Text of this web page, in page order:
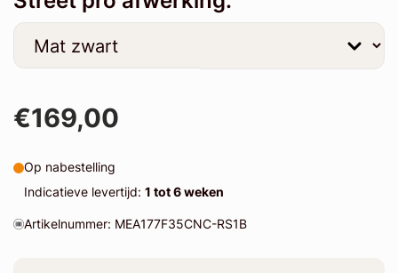
€169,00
Op nabestelling
Indicatieve levertijd: 1 tot 6 weken
Artikelnummer: MEA177F35CNC-RS1B